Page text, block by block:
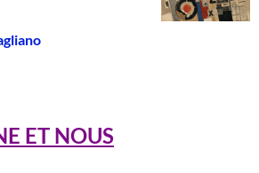
ET NOUS